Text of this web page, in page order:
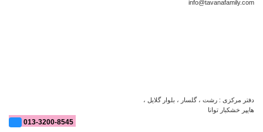
info@tavanafamily.com
دفتر مرکزی : رشت ، گلسار ، بلوار گلایل ،
هایپر خشکبار توانا
013-3200-8545